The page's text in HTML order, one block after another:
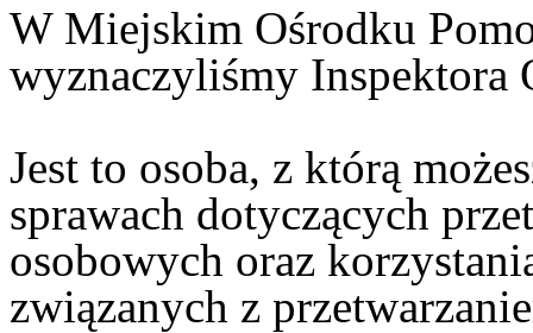
W Miejskim Ośrodku
wyznaczyliśmy Inspektora
Jest to osoba, z którą
sprawach dotyczących
osobowych oraz
związanych z